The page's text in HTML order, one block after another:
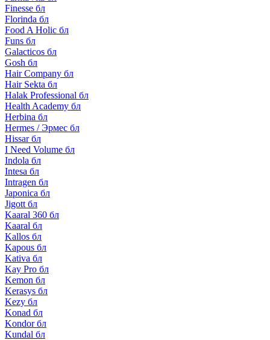
Finesse бл
Florinda бл
Food A Holic бл
Funs бл
Galacticos бл
Gosh бл
Hair Company бл
Hair Sekta бл
Halak Professional бл
Health Academy бл
Herbina бл
Hermes / Эрмес бл
Hissar бл
I Need Volume бл
Indola бл
Intesa бл
Intragen бл
Japonica бл
Jigott бл
Kaaral 360 бл
Kaaral бл
Kallos бл
Kapous бл
Kativa бл
Kay Pro бл
Kemon бл
Kerasys бл
Kezy бл
Konad бл
Kondor бл
Kundal бл